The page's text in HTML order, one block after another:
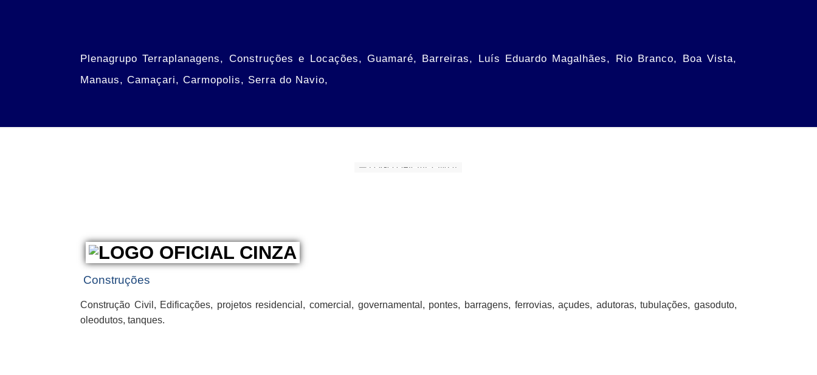
Plenagrupo Terraplanagens, Construções e Locações, Guamaré, Barreiras, Luís Eduardo Magalhães, Rio Branco, Boa Vista,
Manaus, Camaçari, Carmopolis, Serra do Navio,
Construções
Construção Civil, Edificações, projetos residencial, comercial, governamental, pontes, barragens, ferrovias, açudes, adutoras, tubulações, gasoduto,
oleodutos, tanques.